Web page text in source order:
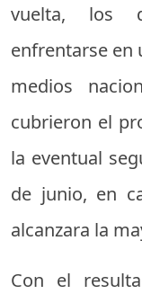
vuelta, los
enfrentarse en
medios
cubrieron el
la eventual
de junio, en
alcanzara la
Con el